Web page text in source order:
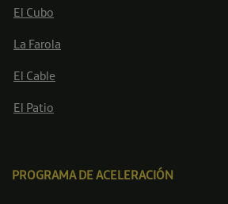
El Cubo
La Farola
El Cable
El Patio
PROGRAMA DE ACELERACIÓN